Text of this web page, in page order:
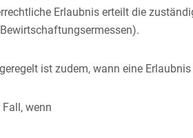
Erlaubnis erteilt die
.
ist zudem, wann eine
wenn